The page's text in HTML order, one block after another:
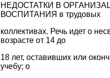
НЕДОСТАТКИ В
ВОСПИТАНИЯ в трудовых
коллективах. Речь идет о
возрасте от 14 до
18 лет, оставивших или
учебу; о